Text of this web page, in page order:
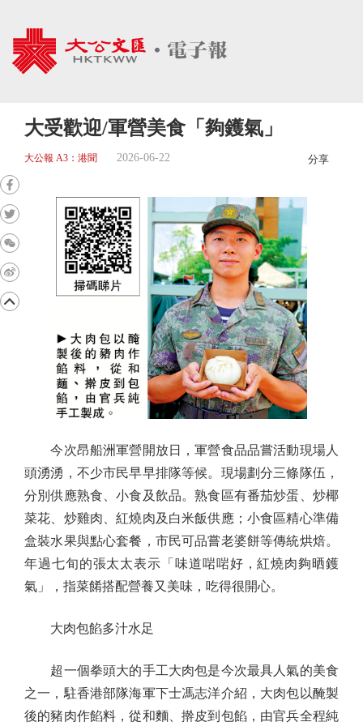
大受歡迎/軍營美食「夠鑊氣」
大公報 A3：港聞 2026-06-22 分享
今次昂船洲軍營開放日，軍營食品品嘗活動現場人
頭湧湧，不少市民早早排隊等候。現場劃分三條隊伍，
分別供應熟食、小食及飲品。熟食區有番茄炒蛋、炒椰
菜花、炒雞肉、紅燒肉及白米飯供應；小食區精心準備
盒裝水果與點心套餐，市民可品嘗老婆餅等傳統烘焙。
年過七旬的張太太表示「味道啱啱好，紅燒肉夠晒鑊
氣」，指菜餚搭配營養又美味，吃得很開心。
大肉包餡多汁水足
超一個拳頭大的手工大肉包是今次最具人氣的美食
之一，駐香港部隊海軍下士馮志洋介紹，大肉包以醃製
後的豬肉作餡料，從和麵、擀皮到包餡，由官兵全程純